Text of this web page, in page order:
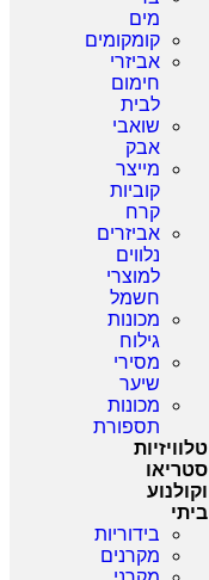
מים
קומקומים
אביזרי
חימום
לבית
שואבי
אבק
מייצר
קוביות
קרח
אביזרים
נלווים
למוצרי
חשמל
מכונות
גילוח
מסירי
שיער
מכונות
תספורת
טלוויזיות
סטריאו
וקולנוע
ביתי
בידוריות
מקרנים